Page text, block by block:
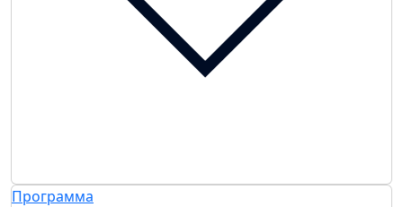
Программа